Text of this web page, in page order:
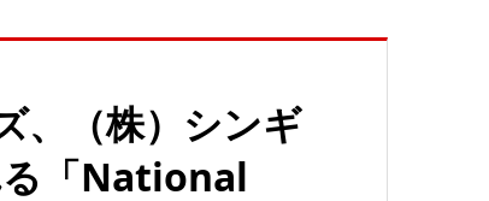
、（株）シンギ
る「National